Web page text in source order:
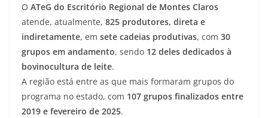
O ATeG do Escritório Regional de Montes Claros
atende, atualmente, 825 produtores, direta e
indiretamente, em sete cadeias produtivas, com 30
grupos em andamento, sendo 12 deles dedicados à
bovinocultura de leite.
A região está entre as que mais formaram grupos do
programa no estado, com 107 grupos finalizados entre
2019 e fevereiro de 2025.